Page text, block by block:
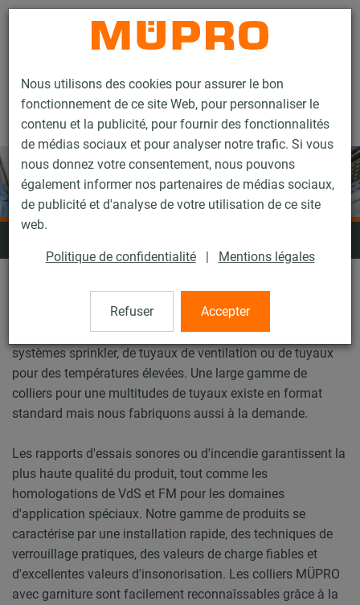
Nous utilisons des cookies pour assurer le bon
fonctionnement de ce site Web, pour personnaliser le
contenu et la publicité, pour fournir des fonctionnalités
de médias sociaux et pour analyser notre trafic. Si vous
nous donnez votre consentement, nous pouvons
également informer nos partenaires de médias sociaux,
de publicité et d'analyse de votre utilisation de ce site
web.
Politique de confidentialité | Mentions légales
Refuser Accepter
Contact
Notre gamme de colliers offre la solution adaptée pour
chaque application : qu'il s'agisse de tuyaux en plastique,
de tuyaux de chauffage, de tuyaux support lourds, pour les
systèmes sprinkler, de tuyaux de ventilation ou de tuyaux
pour des températures élevées. Une large gamme de
colliers pour une multitudes de tuyaux existe en format
standard mais nous fabriquons aussi à la demande.
Les rapports d'essais sonores ou d'incendie garantissent la
plus haute qualité du produit, tout comme les
homologations de VdS et FM pour les domaines
d'application spéciaux. Notre gamme de produits se
caractérise par une installation rapide, des techniques de
verrouillage pratiques, des valeurs de charge fiables et
d'excellentes valeurs d'insonorisation. Les colliers MÜPRO
avec garniture sont facilement reconnaîssables grâce à la